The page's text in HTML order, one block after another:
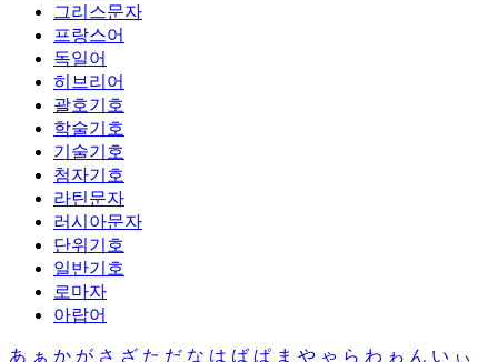
그리스문자
프랑스어
독일어
히브리어
괄호기호
학술기호
기술기호
첨자기호
라틴문자
러시아문자
단위기호
일반기호
로마자
아랍어
あ ぁ か が さ ざ た だ な は ば ぱ ま や ゃ ら わ ゎ ん い ぃ